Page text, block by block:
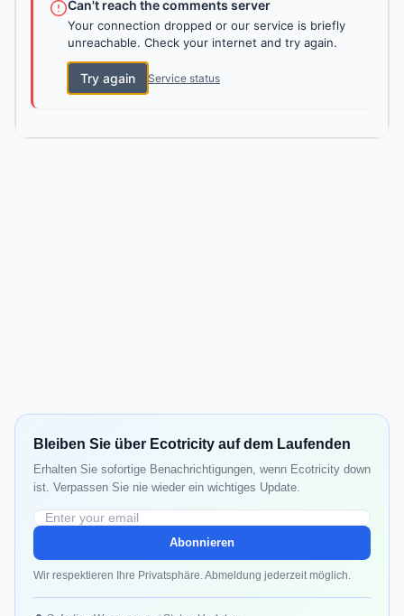
Can't reach the comments server
Your connection dropped or our service is briefly
unreachable. Check your internet and try again.
Try again Service status
Bleiben Sie über Ecotricity auf dem Laufenden
Erhalten Sie sofortige Benachrichtigungen, wenn Ecotricity down
ist. Verpassen Sie nie wieder ein wichtiges Update.
Abonnieren
Wir respektieren Ihre Privatsphäre. Abmeldung jederzeit möglich.